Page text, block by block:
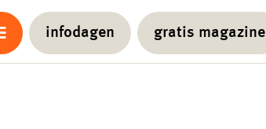
infodagen gratis magazine